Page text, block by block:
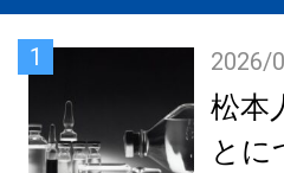
1 2026/
松本
とに